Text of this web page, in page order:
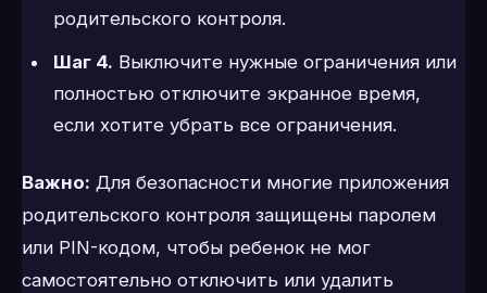
родительского контроля.
Шаг 4. Выключите нужные ограничения или
полностью отключите экранное время,
если хотите убрать все ограничения.
Важно: Для безопасности многие приложения
родительского контроля защищены паролем
или PIN-кодом, чтобы ребенок не мог
самостоятельно отключить или удалить